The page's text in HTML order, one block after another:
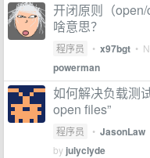
开闭原则（
啥意思？
程序员 • x97bgt •
powerman
如何解决负载测
open files”
程序员 • JasonLaw
by julyclyde